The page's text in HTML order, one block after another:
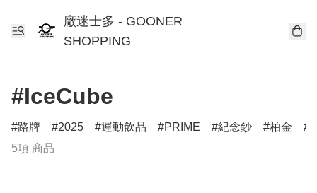
廠迷士多 - GOONER
SHOPPING
#IceCube
路牌 2025 運動飲品 PRIME 紀念鈔 柏金
5項 商品